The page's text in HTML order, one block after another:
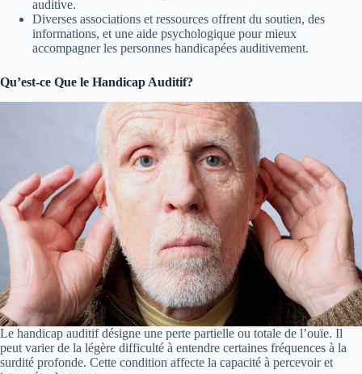
auditive.
Diverses associations et ressources offrent du soutien, des
informations, et une aide psychologique pour mieux
accompagner les personnes handicapées auditivement.
Qu’est-ce Que le Handicap Auditif?
Le handicap auditif désigne une perte partielle ou totale de l’ouïe. Il
peut varier de la légère difficulté à entendre certaines fréquences à la
surdité profonde. Cette condition affecte la capacité à percevoir et